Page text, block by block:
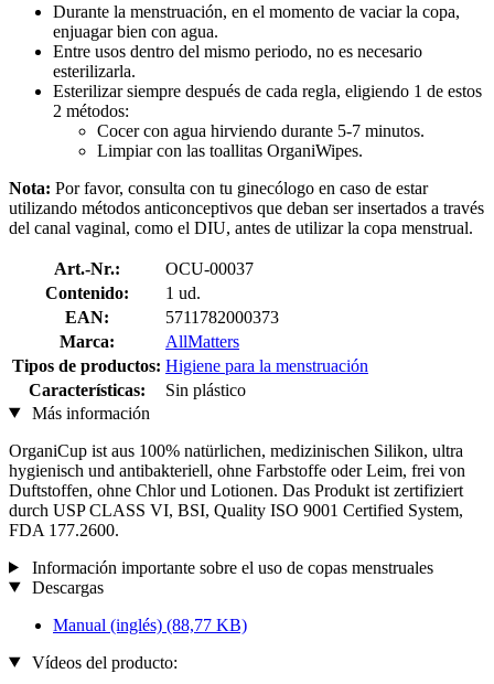
Durante la menstruación, en el momento de vaciar la copa,
enjuagar bien con agua.
Entre usos dentro del mismo periodo, no es necesario
esterilizarla.
Esterilizar siempre después de cada regla, eligiendo 1 de estos
2 métodos:
Cocer con agua hirviendo durante 5-7 minutos.
Limpiar con las toallitas OrganiWipes.
Nota: Por favor, consulta con tu ginecólogo en caso de estar
utilizando métodos anticonceptivos que deban ser insertados a través
del canal vaginal, como el DIU, antes de utilizar la copa menstrual.
Art.-Nr.:
OCU-00037
Contenido:
1 ud.
EAN:
5711782000373
Marca:
AllMatters
Tipos de productos: Higiene para la menstruación
Características:
Sin plástico
Más información
OrganiCup ist aus 100% natürlichen, medizinischen Silikon, ultra
hygienisch und antibakteriell, ohne Farbstoffe oder Leim, frei von
Duftstoffen, ohne Chlor und Lotionen. Das Produkt ist zertifiziert
durch USP CLASS VI, BSI, Quality ISO 9001 Certified System,
FDA 177.2600.
Información importante sobre el uso de copas menstruales
Descargas
Manual (inglés) (88,77 KB)
Vídeos del producto: